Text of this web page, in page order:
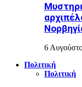
6
Πολιτική
Πολιτική